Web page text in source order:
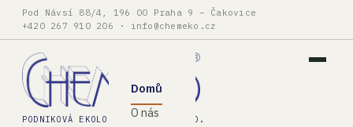
Pod Návsí 88/4, 196 00 Praha 9 – Čakovice
+420 267 910 206 · info@chemeko.cz
PODNIKOVÁ EKOLOGIE, SPOL. S R.O.
Domů
O nás